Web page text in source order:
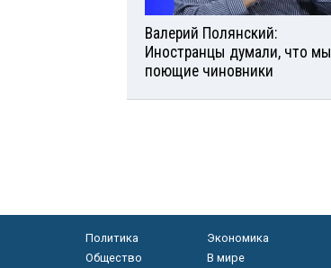
Валерий Полянский:
Иностранцы думали, что мы
поющие чиновники
Политика
Экономика
Общество
В мире